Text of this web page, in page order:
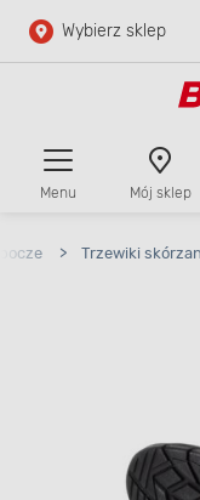
Przejdź do
Wybierz sklep
Menu Mój sklep
> Trzewiki